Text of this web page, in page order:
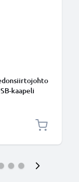
kaapeli